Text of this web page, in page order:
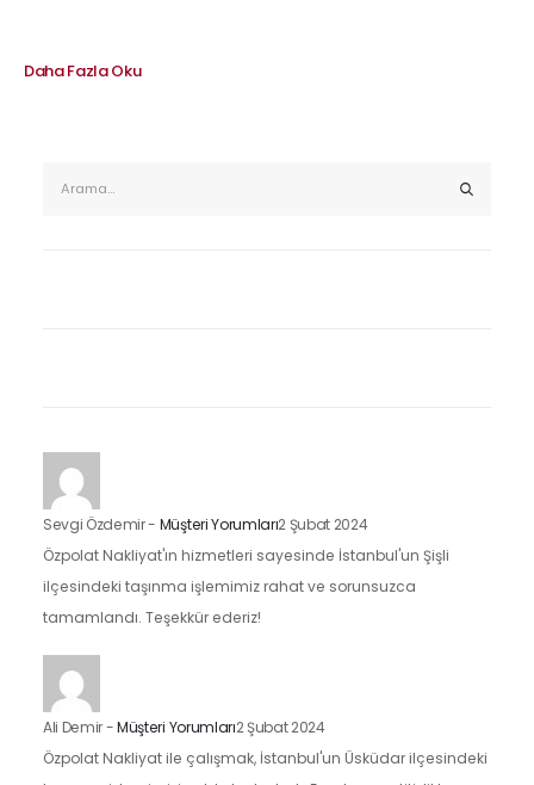
Daha Fazla Oku
Sevgi Özdemir- Müşteri Yorumları2 Şubat 2024
Özpolat Nakliyat'ın hizmetleri sayesinde İstanbul'un Şişli
ilçesindeki taşınma işlemimiz rahat ve sorunsuzca
tamamlandı. Teşekkür ederiz!
Ali Demir-Müşteri Yorumları2 Şubat 2024
Özpolat Nakliyat ile çalışmak, İstanbul'un Üsküdar ilçesindeki